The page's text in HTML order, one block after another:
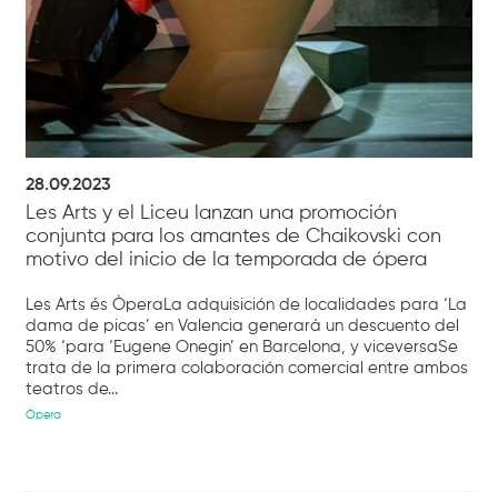
28.09.2023
Les Arts y el Liceu lanzan una promoción
conjunta para los amantes de Chaikovski con
motivo del inicio de la temporada de ópera
Les Arts és ÒperaLa adquisición de localidades para ‘La
dama de picas’ en Valencia generará un descuento del
50% ‘para ‘Eugene Onegin’ en Barcelona, y viceversaSe
trata de la primera colaboración comercial entre ambos
teatros de...
Òpera